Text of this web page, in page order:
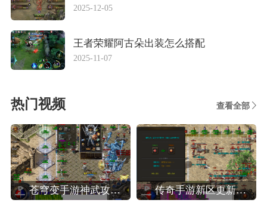
2025-12-05
王者荣耀阿古朵出装怎么搭配
2025-11-07
热门视频 查看全部
苍穹变手游神武攻略,苍穹变高效玩转装备系统攻略 传奇手游新区更新攻略,热血传奇手机版新区人民币法师玩家晚八点前怎么升40级